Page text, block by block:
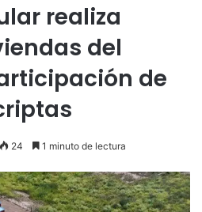
realiza
del
de
24 1 minuto de lectura